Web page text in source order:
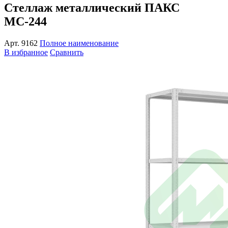
Стеллаж металлический ПАКС
МС-244
Арт. 9162 Полное наименование
В избранное Сравнить